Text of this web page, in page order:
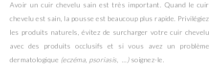
Avoir un cuir chevelu sain est très important. Quand le cuir
chevelu est sain, la pousse est beaucoup plus rapide. Privilégiez
les produits naturels, évitez de surcharger votre cuir chevelu
avec des produits occlusifs et si vous avez un problème
dermatologique (eczéma, psoriasis, …)soignez-le.